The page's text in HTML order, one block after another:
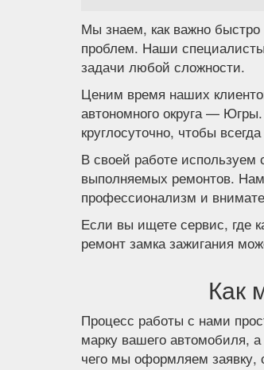
Мы знаем, как важно быстро
проблем. Наши
задачи любой сложности.
Ценим время наших
автономного округа —
круглосуточно, чтобы
В своей работе используем
выполняемых ремонтов.
профессионализм и
Если вы ищете сервис, где
ремонт замка зажигания
Как
Процесс работы с нами
марку вашего автомобиля,
чего мы оформляем заявку,